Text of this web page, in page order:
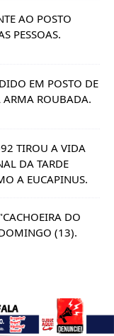
AO POSTO
PESSOAS.
EM POSTO DE
ARMA ROUBADA.
TIROU A VIDA
DA TARDE
A EUCAPINUS.
DO
(13).